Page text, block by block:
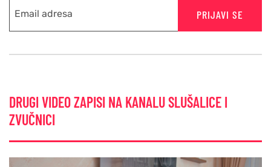
PRIJAVI SE
DRUGI VIDEO ZAPISI NA KANALU SLUŠALICE I
ZVUČNICI